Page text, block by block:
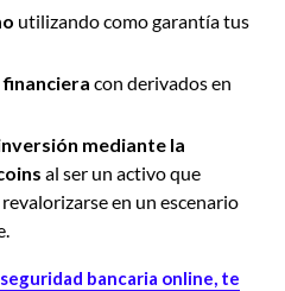
utilizando como garantía tus
con derivados en
mediante la
al ser un activo que
en un escenario
bancaria online, te